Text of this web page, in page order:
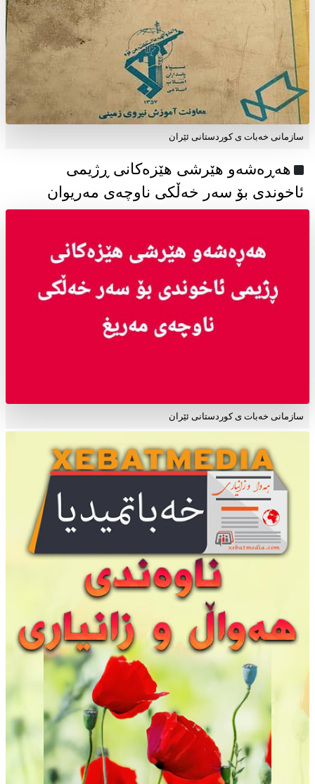
سازمانی خەبات ی كوردستانی ئێران
هەڕەشەو هێرشی هێزەکانی ڕژیمی
ئاخوندی بۆ سەر خەڵکی ناوچەی مەریوان
سازمانی خەبات ی کوردستانی ئێران